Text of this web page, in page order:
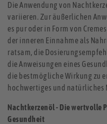
Die Anwendung von
variieren. Zur äußerlichen
es pur oder in Form von
der inneren Einnahme als
ratsam, die
die Anweisungen eines
die bestmögliche Wirkung zu
hochwertiges und natürliches
Nachtkerzenöl - Die wertvolle
Gesundheit